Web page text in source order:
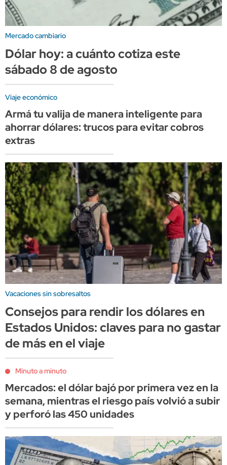
Mercado cambiario
Dólar hoy: a cuánto cotiza este
sábado 8 de agosto
Viaje económico
Armá tu valija de manera inteligente para
ahorrar dólares: trucos para evitar cobros
extras
Vacaciones sin sobresaltos
Consejos para rendir los dólares en
Estados Unidos: claves para no gastar
de más en el viaje
Minuto a minuto
Mercados: el dólar bajó por primera vez en la
semana, mientras el riesgo país volvió a subir
y perforó las 450 unidades